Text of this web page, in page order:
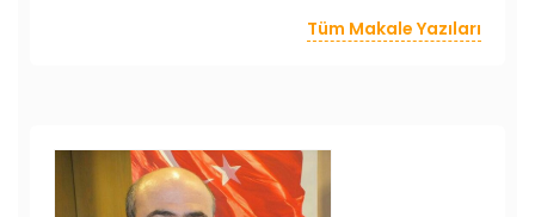
Tüm Makale Yazıları